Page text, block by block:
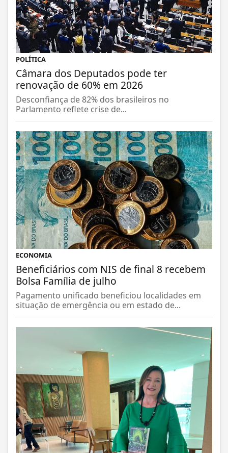
POLÍTICA
Câmara dos Deputados pode ter
renovação de 60% em 2026
Desconfiança de 82% dos brasileiros no
Parlamento reflete crise de...
ECONOMIA
Beneficiários com NIS de final 8 recebem
Bolsa Família de julho
Pagamento unificado beneficiou localidades em
situação de emergência ou em estado de...